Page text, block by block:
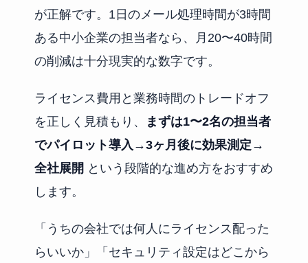
が正解です。1日のメール処理時間が3時間
ある中小企業の担当者なら、月20〜40時間
の削減は十分現実的な数字です。
ライセンス費用と業務時間のトレードオフ
を正しく見積もり、
まずは1〜2名の担当者
でパイロット導入→3ヶ月後に効果測定→
全社展開 という段階的な進め方をおすすめ
します。
「うちの会社では何人にライセンス配った
らいいか」「セキュリティ設定はどこから